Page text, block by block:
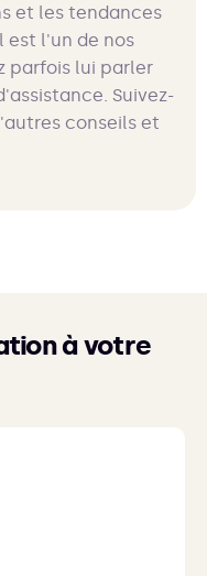
et les tendances
est l'un de nos
parfois lui parler
Suivez-
conseils et
à votre